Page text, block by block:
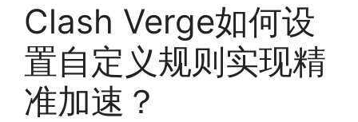
Clash Verge如何设
置自定义规则实现精
准加速？